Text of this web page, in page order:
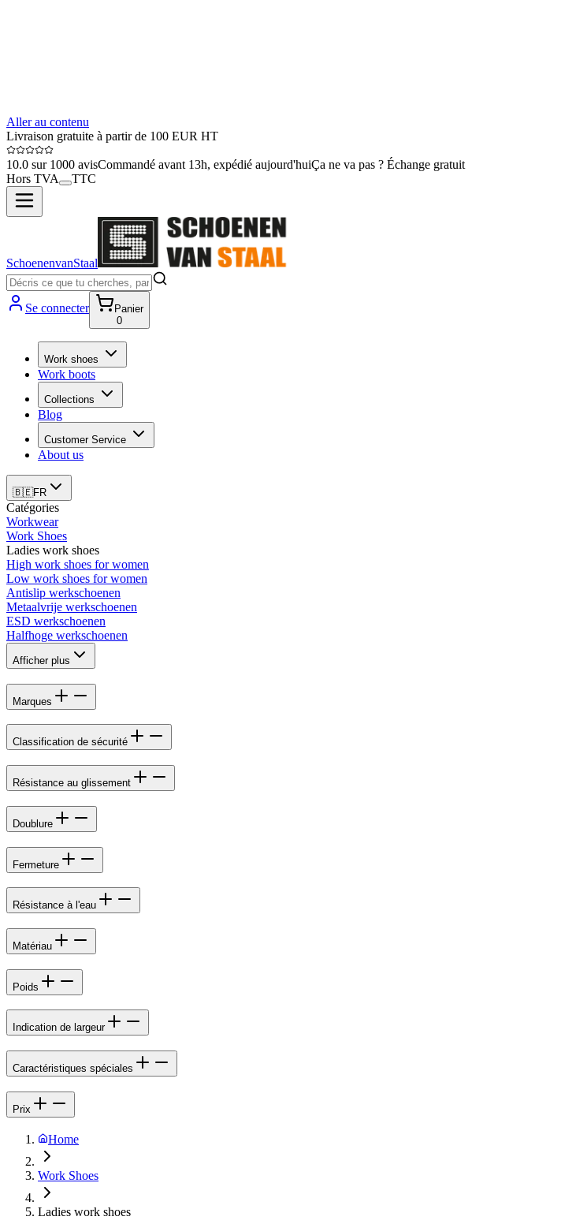
Aller au contenu
Livraison gratuite à partir de 100 EUR HT
10.0 sur 1000 avisCommandé avant 13h, expédié aujourd'huiÇa ne va pas ? Échange gratuit
Hors TVA
TTC
SchoenenvanStaal
Se connecter
Panier
0
Work shoes
Work boots
Collections
Blog
Customer Service
About us
🇧🇪FR
Catégories
Workwear
Work Shoes
Ladies work shoes
High work shoes for women
Low work shoes for women
Antislip werkschoenen
Metaalvrije werkschoenen
ESD werkschoenen
Halfhoge werkschoenen
Afficher plus
Marques
Classification de sécurité
Résistance au glissement
Doublure
Fermeture
Résistance à l'eau
Matériau
Poids
Indication de largeur
Caractéristiques spéciales
Prix
Home
Work Shoes
Ladies work shoes